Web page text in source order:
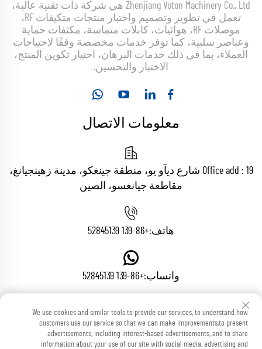
Zhenjiang Voton Machinery Co., Ltd هي شركة ذات تقنية عالية،
تعمل في تطوير وتصميم واختبار منتجات متكيفات RF،
موصلات RF، هوائيات، كابلات متماسة، مكثفات حماية
وعناصر سلبية، كما توفر خدمات مخصصة وفقًا لاحتياجات
العملاء، بما في ذلك خدمات البرهان، اختيار تكوين المنتج،
الاختبار والتحسين.
معلومات الاتصال
Office add : 19 شارع ديآو يو، منطقة جينغكو، مدينة زهينجيانغ،
مقاطعة جيانغسو، الصين
هاتف:+86-139 52845139
واتساب:+86-139 52845139
البريد الإلكتروني:[email protected]
We use cookies and similar tools to provide our services, to understand how
customers use our service so that we can make improvements,to present
advertisements, including interest-based advertisements, and to share
information about your use of our site with social media, advertising and